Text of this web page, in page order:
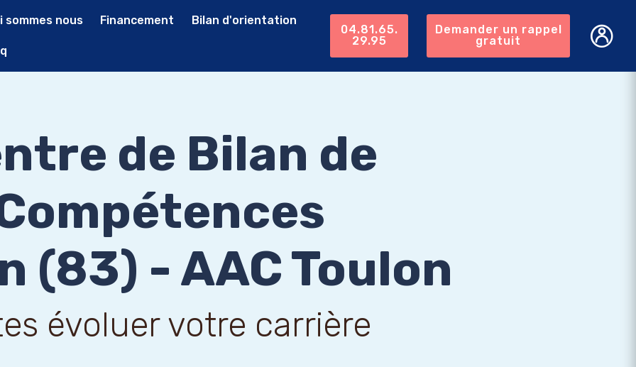
sommes nous Financement Bilan d'orientation
04.81.65.
29.95
Demander un rappel
gratuit
de Bilan de
(83) - AAC Toulon
évoluer votre carrière